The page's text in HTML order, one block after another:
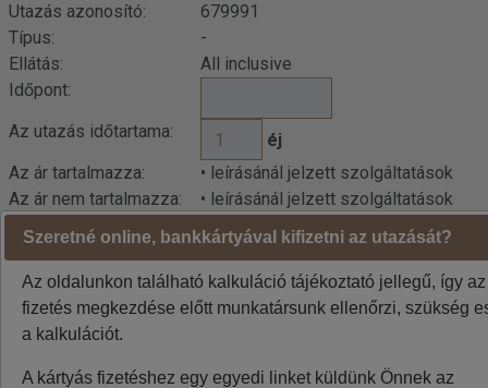
Utazás azonosító:
679991
Típus:
-
Ellátás:
All inclusive
Időpont:
Az utazás időtartama:
éj
Az ár tartalmazza:
• leírásánál jelzett szolgáltatások
Az ár nem tartalmazza:
• leírásánál jelzett szolgáltatások
Indulási városok jelentése: BUD=Budapest DEB=Debrecen
BTS=Pozsony, VIE=Bécs
A weboldalon látható áraknál az euró / forint árfolyam
ingadozása miatt eltérések lehetnek, a pontos végleges
Szeretné online, bankkártyával kifizetni az utazását?
Az oldalunkon található kalkuláció tájékoztató jellegű, így
fizetés megkezdése előtt munkatársunk ellenőrzi, szükség
a kalkulációt.
A kártyás fizetéshez egy egyedi linket küldünk Önnek az